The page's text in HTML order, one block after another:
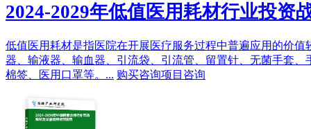
2024-2029年低值医用耗材行业投资
低值医用耗材是指医院在开展医疗服务过程中普遍应用的价
器、输液器、输血器、引流袋、引流管、留置针、无菌手套
棉签、医用口罩等。... 购买咨询项目咨询